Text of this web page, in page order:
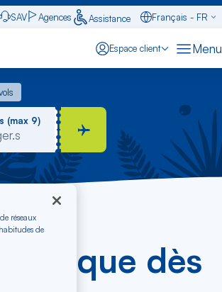
SAV Agences Assistance
Français - FR
Espace client Menu
vols
(max 9)
dès
réseaux
de